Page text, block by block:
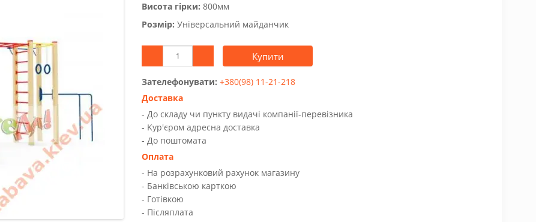
Висота гірки: 800мм
Розмір: Універсальний майданчик
Купити
Зателефонувати: +380(98) 11-21-218
Доставка
- До складу чи пункту видачі компанії-перевізника
- Kур'єром адресна доставка
- До поштомата
Оплата
- На розрахунковий рахунок магазину
- Банківською карткою
- Готівкою
- Післяплата